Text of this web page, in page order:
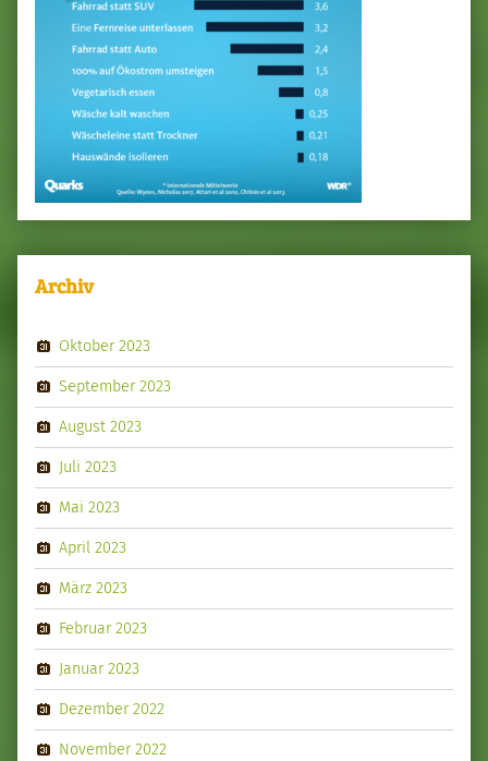
Archiv
Oktober 2023
September 2023
August 2023
Juli 2023
Mai 2023
April 2023
März 2023
Februar 2023
Januar 2023
Dezember 2022
November 2022